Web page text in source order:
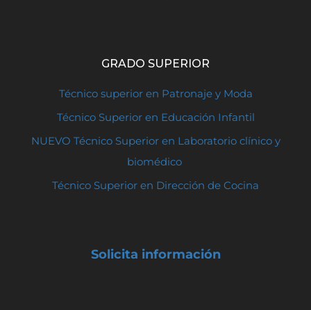
GRADO SUPERIOR
Técnico superior en Patronaje y Moda
Técnico Superior en Educación Infantil
NUEVO Técnico Superior en Laboratorio clínico y
biomédico
Técnico Superior en Dirección de Cocina
Solicita información